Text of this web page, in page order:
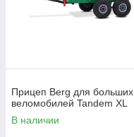
Прицеп Berg для больших
веломобилей Tandem XL
В наличии